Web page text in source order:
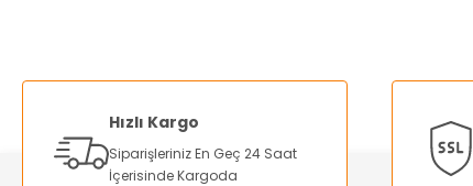
Ürün resmi kalitesiz, bozuk veya görüntülenemiyor.
Ürün bilgilerinde hatalar bulunuyor.
Ürün fiyatı diğer sitelerden daha pahalı.
Hızlı Kargo
Siparişleriniz En Geç 24 Saat
İçerisinde Kargoda